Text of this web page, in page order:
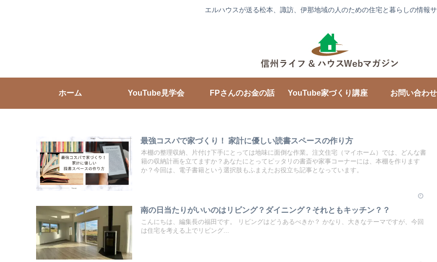
エルハウスが送る松本、諏訪、伊那地域の人のための住宅と暮らしの情報
ホーム YouTube見学会 FPさんのお金の話 YouTube家づくり講座 お問い合わせ
最強コスパで家づくり！ 家計に優しい読書スペースの作り方
本棚の整理収納、片付け下手にとっては地味に面倒な作業。注文住宅（マイホーム）では、どんな書
籍の収納計画を立てますか？あなたにとってピッタリの書斎や家事コーナーには、本棚を作ります
か？今回は、電子書籍という選択肢もふまえたお役立ち記事となっています。
南の日当たりがいいのはリビング？ダイニング？それともキッチン？？
こんにちは、編集長の福田です。 リビングはどうあるべきか？ かなり、大きなテーマですが、今回
は住宅を考える上でリビング...